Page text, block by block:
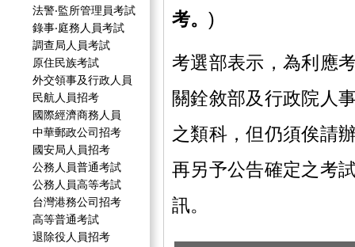
法警‧監所管理員考試
錄事‧庭務人員考試
調查局人員考試
原住民族考試
外交領事及行政人員
民航人員招考
國際經濟商務人員
中華郵政公司招考
國安局人員招考
公務人員普通考試
公務人員高等考試
台灣港務公司招考
高等普通考試
退除役人員招考
考。 )
考選部表示，為利應
關銓敘部及行政院人
之類科，但仍須俟請
再另予公告確定之考
訊。